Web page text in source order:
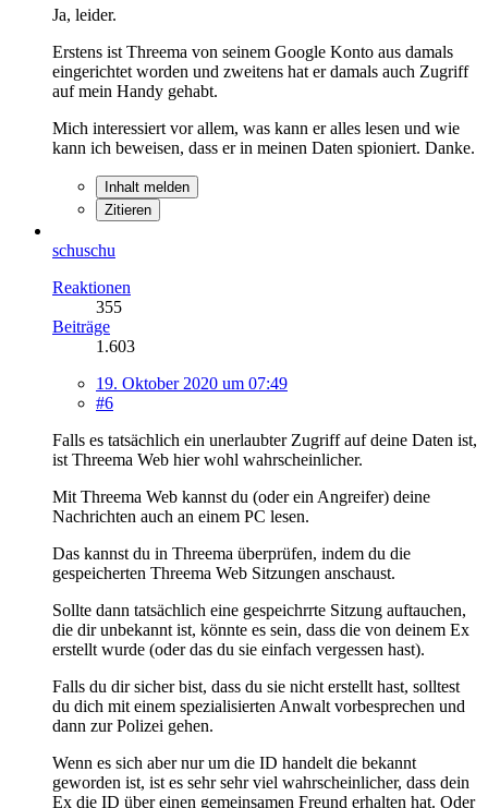
Ja, leider.
Erstens ist Threema von seinem Google Konto aus damals
eingerichtet worden und zweitens hat er damals auch Zugriff
auf mein Handy gehabt.
Mich interessiert vor allem, was kann er alles lesen und wie
kann ich beweisen, dass er in meinen Daten spioniert. Danke.
Inhalt melden
Zitieren
schuschu
Reaktionen
355
Beiträge
1.603
19. Oktober 2020 um 07:49
#6
Falls es tatsächlich ein unerlaubter Zugriff auf deine Daten ist,
ist Threema Web hier wohl wahrscheinlicher.
Mit Threema Web kannst du (oder ein Angreifer) deine
Nachrichten auch an einem PC lesen.
Das kannst du in Threema überprüfen, indem du die
gespeicherten Threema Web Sitzungen anschaust.
Sollte dann tatsächlich eine gespeichrrte Sitzung auftauchen,
die dir unbekannt ist, könnte es sein, dass die von deinem Ex
erstellt wurde (oder das du sie einfach vergessen hast).
Falls du dir sicher bist, dass du sie nicht erstellt hast, solltest
du dich mit einem spezialisierten Anwalt vorbesprechen und
dann zur Polizei gehen.
Wenn es sich aber nur um die ID handelt die bekannt
geworden ist, ist es sehr sehr viel wahrscheinlicher, dass dein
Ex die ID über einen gemeinsamen Freund erhalten hat. Oder